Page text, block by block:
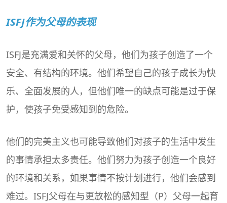
ISFJ作为父母的表现
ISFJ是充满爱和关怀的父母，他们为孩子创造了一个
安全、有结构的环境。他们希望自己的孩子成长为快
乐、全面发展的人，但他们唯一的缺点可能是过于保
护，使孩子免受感知到的危险。
他们的完美主义也可能导致他们对孩子的生活中发生
的事情承担太多责任。他们努力为孩子创造一个良好
的环境和关系，如果事情不按计划进行，他们会感到
难过。ISFJ父母在与更放松的感知型（P）父母一起育